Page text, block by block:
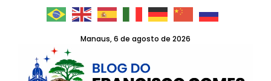
Manaus, 6 de agosto de 2026